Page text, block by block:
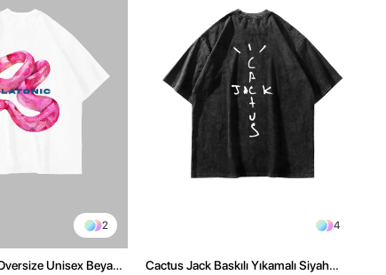
2
Unisex Beyaz
4
Cactus Jack Baskılı Yıkamalı Siyah